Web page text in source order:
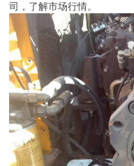
司，了解市场行情。